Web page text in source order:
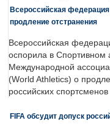
Всероссийская
продление отстранения
Всероссийская
оспорила в Спортивном
Международной
(World Athletics) о
российских
FIFA обсудит допуск